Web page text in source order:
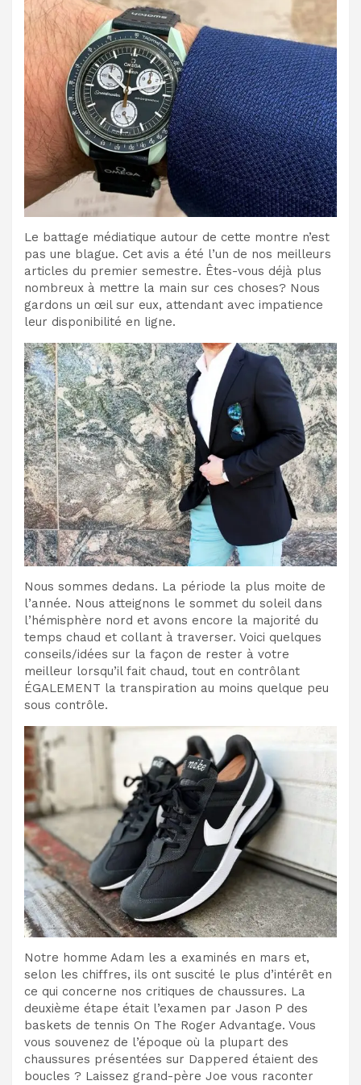
Le battage médiatique autour de cette montre n’est
pas une blague. Cet avis a été l’un de nos meilleurs
articles du premier semestre. Êtes-vous déjà plus
nombreux à mettre la main sur ces choses? Nous
gardons un œil sur eux, attendant avec impatience
leur disponibilité en ligne.
Nous sommes dedans. La période la plus moite de
l’année. Nous atteignons le sommet du soleil dans
l’hémisphère nord et avons encore la majorité du
temps chaud et collant à traverser. Voici quelques
conseils/idées sur la façon de rester à votre
meilleur lorsqu’il fait chaud, tout en contrôlant
ÉGALEMENT la transpiration au moins quelque peu
sous contrôle.
Notre homme Adam les a examinés en mars et,
selon les chiffres, ils ont suscité le plus d’intérêt en
ce qui concerne nos critiques de chaussures. La
deuxième étape était l’examen par Jason P des
baskets de tennis On The Roger Advantage. Vous
vous souvenez de l’époque où la plupart des
chaussures présentées sur Dappered étaient des
boucles ? Laissez grand-père Joe vous raconter